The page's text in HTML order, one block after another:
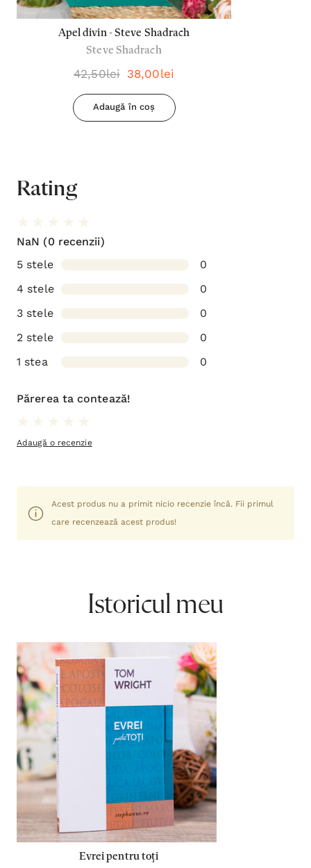
Apel divin - Steve Shadrach
Steve Shadrach
42,50lei 38,00lei
Adaugă în coș
Rating
NaN (0 recenzii)
5 stele
0
4 stele
0
3 stele
0
2 stele
0
1 stea
0
Părerea ta contează!
Adaugă o recenzie
Acest produs nu a primit nicio recenzie încă. Fii primul
care recenzează acest produs!
Istoricul meu
Evrei pentru toți